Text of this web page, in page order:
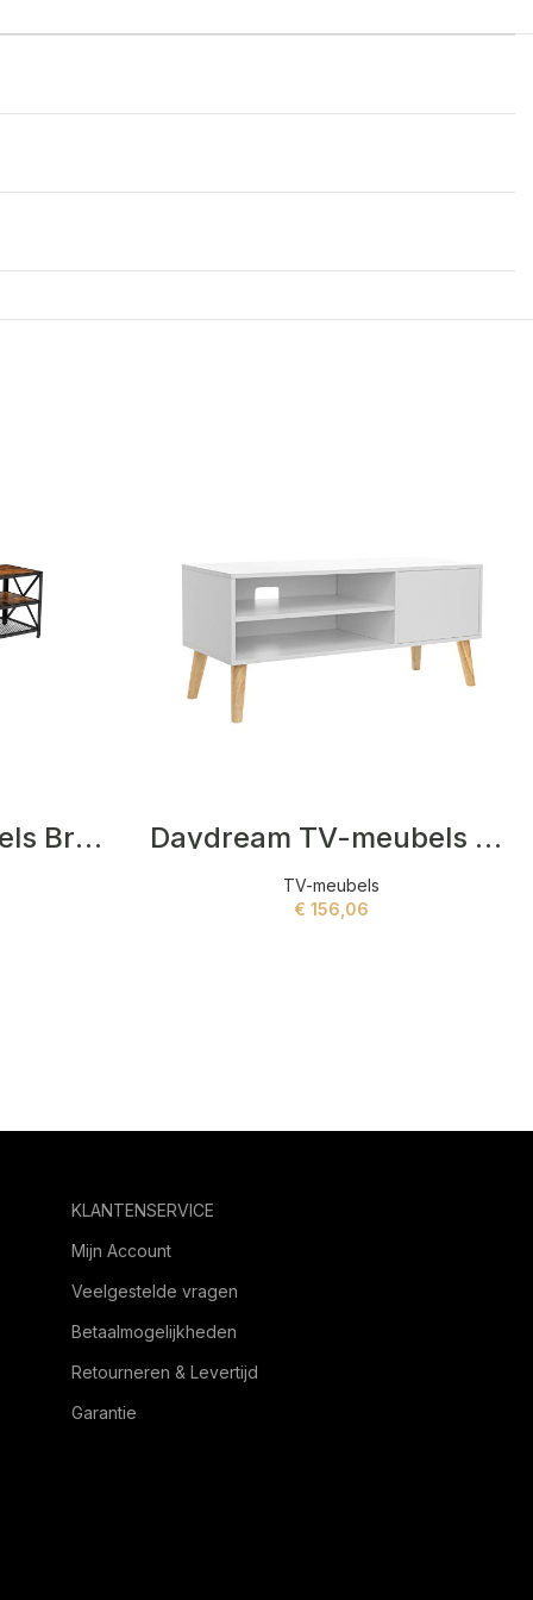
Dawson TV-meubels Bruin Daydream TV-meubels Wit
TV-meubels
€ 156,06
KLANTENSERVICE
Mijn Account
Veelgestelde vragen
Betaalmogelijkheden
Retourneren & Levertijd
Garantie